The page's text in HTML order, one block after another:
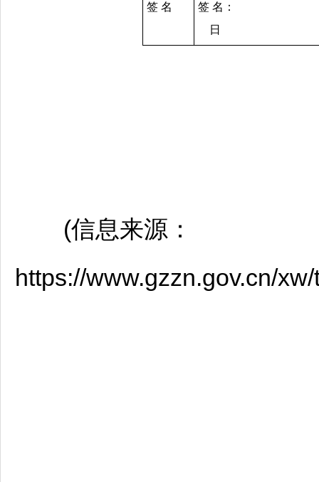
签 名
签
日
(信息来源：
https://www.gzzn.gov.cn/